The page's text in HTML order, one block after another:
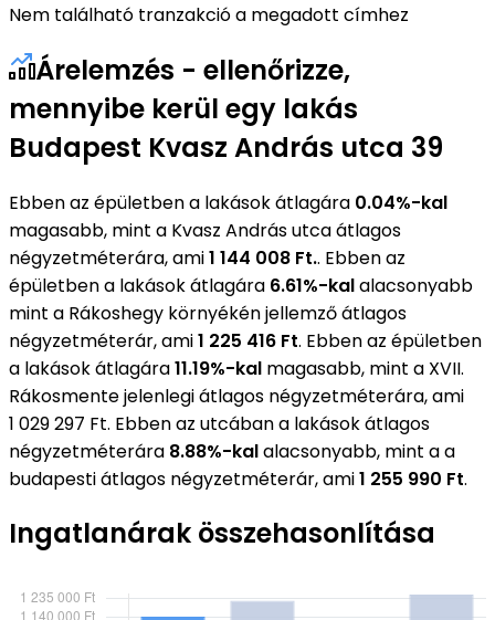
Nem található tranzakció a megadott címhez
Árelemzés - ellenőrizze,
mennyibe kerül egy lakás
Budapest Kvasz András utca 39
Ebben az épületben a lakások átlagára 0.04%-kal
magasabb, mint a Kvasz András utca átlagos
négyzetméterára, ami1 144 008 Ft.. Ebben az
épületben a lakások átlagára 6.61%-kalalacsonyabb
mint a Rákoshegy környékén jellemző átlagos
négyzetméterár, ami1 225 416 Ft. Ebben az épületben
a lakások átlagára11.19%-kal magasabb, mint a XVII.
Rákosmente jelenlegi átlagos négyzetméterára, ami
1 029 297 Ft. Ebben az utcában a lakások átlagos
négyzetméterára 8.88%-kalalacsonyabb, mint a a
budapesti átlagos négyzetméterár, ami1 255 990 Ft.
Ingatlanárak összehasonlítása